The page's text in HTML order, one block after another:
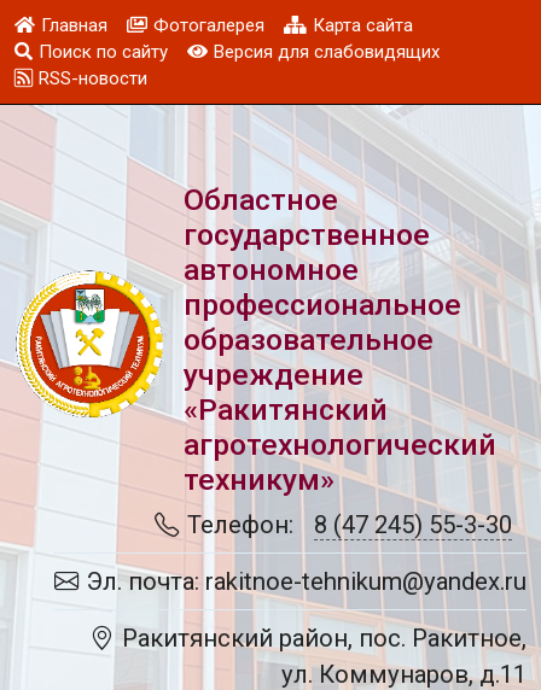
Главная Фотогалерея
Карта сайта
Поиск по сайту
Версия для слабовидящих
RSS-новости
Областное
государственное
автономное
профессиональное
образовательное
учреждение
«Ракитянский
агротехнологический
техникум»
Телефон:
8 (47 245) 55-3-30
Эл. почта: rakitnoe-tehnikum@yandex.ru
Ракитянский район, пос. Ракитное,
ул. Коммунаров, д.11